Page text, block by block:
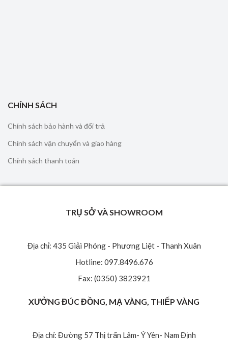
CHÍNH SÁCH
Chính sách bảo hành và đổi trả
Chính sách vận chuyển và giao hàng
Chính sách thanh toán
TRỤ SỞ VÀ SHOWROOM
Địa chỉ: 435 Giải Phóng - Phương Liệt - Thanh Xuân
Hotline: 097.8496.676
Fax: (0350) 3823921
XƯỞNG ĐÚC ĐỒNG, MẠ VÀNG, THIẾP VÀNG
Địa chỉ: Đường 57 Thị trấn Lâm- Ý Yên- Nam Định